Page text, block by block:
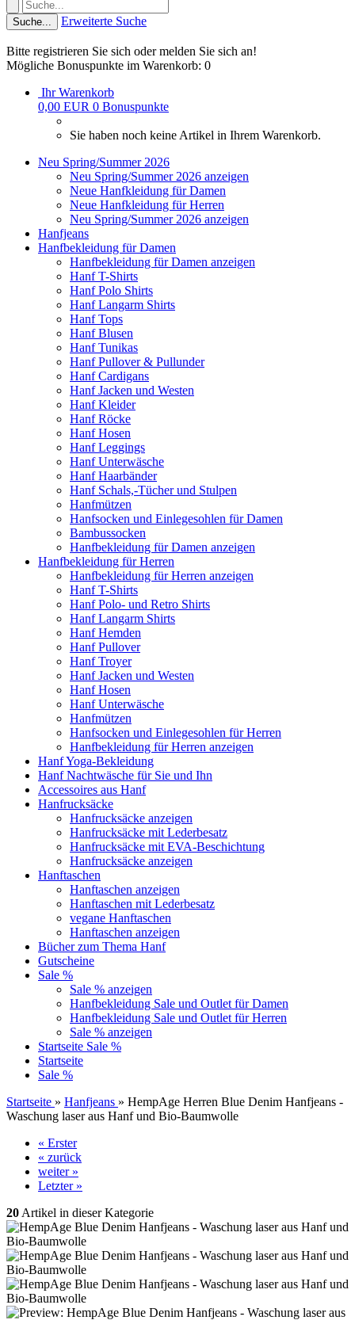
Suche... Erweiterte Suche
Bitte registrieren Sie sich oder melden Sie sich an!
Mögliche Bonuspunkte im Warenkorb: 0
Ihr Warenkorb
0,00 EUR 0 Bonuspunkte
Sie haben noch keine Artikel in Ihrem Warenkorb.
Neu Spring/Summer 2026
Neu Spring/Summer 2026 anzeigen
Neue Hanfkleidung für Damen
Neue Hanfkleidung für Herren
Neu Spring/Summer 2026 anzeigen
Hanfjeans
Hanfbekleidung für Damen
Hanfbekleidung für Damen anzeigen
Hanf T-Shirts
Hanf Polo Shirts
Hanf Langarm Shirts
Hanf Tops
Hanf Blusen
Hanf Tunikas
Hanf Pullover & Pullunder
Hanf Cardigans
Hanf Jacken und Westen
Hanf Kleider
Hanf Röcke
Hanf Hosen
Hanf Leggings
Hanf Unterwäsche
Hanf Haarbänder
Hanf Schals,-Tücher und Stulpen
Hanfmützen
Hanfsocken und Einlegesohlen für Damen
Bambussocken
Hanfbekleidung für Damen anzeigen
Hanfbekleidung für Herren
Hanfbekleidung für Herren anzeigen
Hanf T-Shirts
Hanf Polo- und Retro Shirts
Hanf Langarm Shirts
Hanf Hemden
Hanf Pullover
Hanf Troyer
Hanf Jacken und Westen
Hanf Hosen
Hanf Unterwäsche
Hanfmützen
Hanfsocken und Einlegesohlen für Herren
Hanfbekleidung für Herren anzeigen
Hanf Yoga-Bekleidung
Hanf Nachtwäsche für Sie und Ihn
Accessoires aus Hanf
Hanfrucksäcke
Hanfrucksäcke anzeigen
Hanfrucksäcke mit Lederbesatz
Hanfrucksäcke mit EVA-Beschichtung
Hanfrucksäcke anzeigen
Hanftaschen
Hanftaschen anzeigen
Hanftaschen mit Lederbesatz
vegane Hanftaschen
Hanftaschen anzeigen
Bücher zum Thema Hanf
Gutscheine
Sale %
Sale % anzeigen
Hanfbekleidung Sale und Outlet für Damen
Hanfbekleidung Sale und Outlet für Herren
Sale % anzeigen
Startseite Sale %
Startseite
Sale %
Startseite » Hanfjeans » HempAge Herren Blue Denim Hanfjeans -
Waschung laser aus Hanf und Bio-Baumwolle
« Erster
« zurück
weiter »
Letzter »
20 Artikel in dieser Kategorie